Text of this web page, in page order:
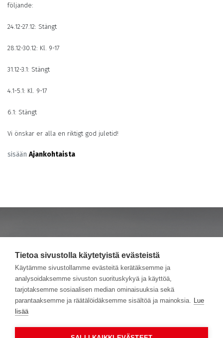
följande:
24.12-27.12: Stängt
28.12-30.12: Kl. 9-17
31.12-3.1: Stängt
4.1-5.1: Kl. 9-17
6.1: Stängt
Vi önskar er alla en riktigt god juletid!
sisään Ajankohtaista
www.venekeskus.com
Uusi yhteinen koti verkossa
Tietoa sivustolla käytetyistä evästeistä
Käytämme sivustollamme evästeitä kerätäksemme ja
analysoidaksemme sivuston suorituskykyä ja käyttöä,
tarjotaksemme sosiaalisen median ominaisuuksia sekä
parantaaksemme ja räätälöidäksemme sisältöä ja mainoksia. Lue
lisää